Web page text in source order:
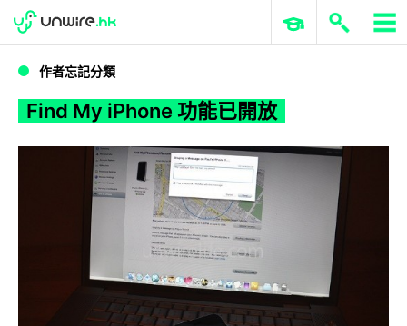
Find My iPhone 功能已開放
WWDC 2026 ERP 與商業 AI
作者忘記分類
Find My iPhone 功能已開放